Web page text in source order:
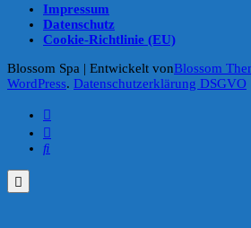
Impressum
Datenschutz
Cookie-Richtlinie (EU)
Blossom Spa | Entwickelt vonBlossom
WordPress. Datenschutzerklärung DSGVO